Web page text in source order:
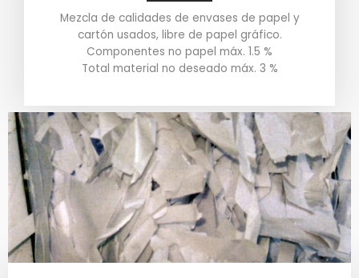
Mezcla de calidades de envases de papel y
cartón usados, libre de papel gráfico.
Componentes no papel máx. 1.5 %
Total material no deseado máx. 3 %